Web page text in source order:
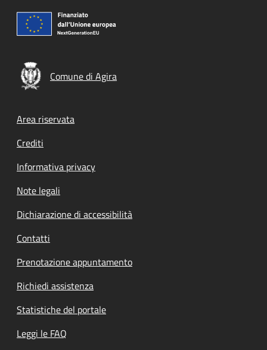
Comune di Agira
Footer menu
Area riservata
Crediti
Informativa privacy
Note legali
Dichiarazione di accessibilità
Contatti
Prenotazione appuntamento
Richiedi assistenza
Statistiche del portale
Leggi le FAQ